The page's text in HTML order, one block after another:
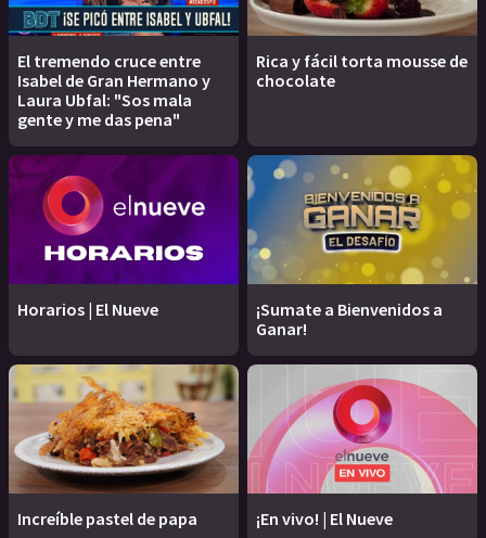
El tremendo cruce entre
Isabel de Gran Hermano y
Laura Ubfal: "Sos mala
gente y me das pena"
Rica y fácil torta mousse de
chocolate
Horarios | El Nueve
¡Sumate a Bienvenidos a
Ganar!
Increíble pastel de papa ¡En vivo! | El Nueve